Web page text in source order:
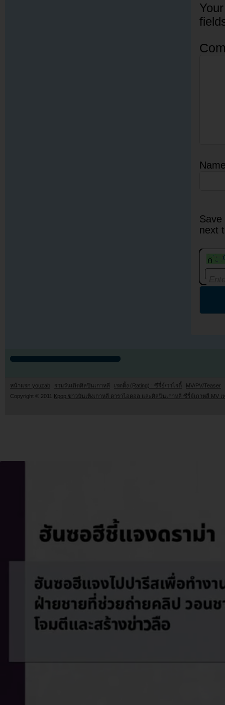
next
หน้าแรก youzab รวมวันเกิดศิลปินเกาหลี เรตติ้ง (Rating) : ซีรี่ย์/วาไรตี้
MV/PV/Teaser
Copyright © 2011 Kpop ข่าวบันเทิงเกาหลี ดาราไอดอล และศิลปินเกาหลี ซีรี่ย์เกาหลี MV